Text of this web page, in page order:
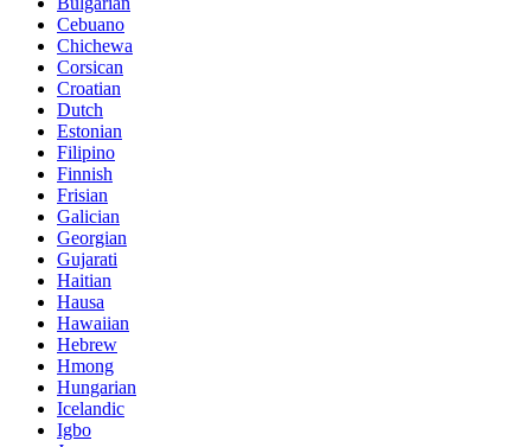
Cebuano
Chichewa
Corsican
Croatian
Dutch
Estonian
Filipino
Finnish
Frisian
Galician
Georgian
Gujarati
Haitian
Hausa
Hawaiian
Hebrew
Hmong
Hungarian
Icelandic
Igbo